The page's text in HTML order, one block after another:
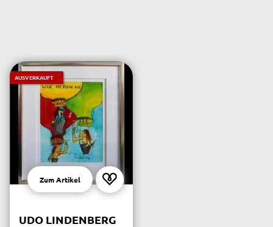
AUSVERKAUFT
Zum Artikel
UDO LINDENBERG